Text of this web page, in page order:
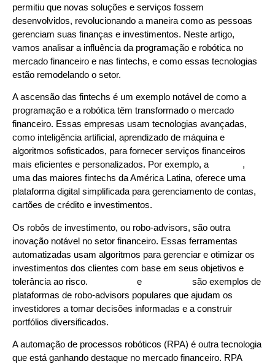
permitiu que novas soluções e serviços fossem
desenvolvidos, revolucionando a maneira como as pessoas
gerenciam suas finanças e investimentos. Neste artigo,
vamos analisar a influência da programação e robótica no
mercado financeiro e nas fintechs, e como essas tecnologias
estão remodelando o setor.
A ascensão das fintechs é um exemplo notável de como a
programação e a robótica têm transformado o mercado
financeiro. Essas empresas usam tecnologias avançadas,
como inteligência artificial, aprendizado de máquina e
algoritmos sofisticados, para fornecer serviços financeiros
mais eficientes e personalizados. Por exemplo, aNubank ,
uma das maiores fintechs da América Latina, oferece uma
plataforma digital simplificada para gerenciamento de contas,
cartões de crédito e investimentos.
Os robôs de investimento, ou robo-advisors, são outra
inovação notável no setor financeiro. Essas ferramentas
automatizadas usam algoritmos para gerenciar e otimizar os
investimentos dos clientes com base em seus objetivos e
tolerância ao risco.
e
são exemplos de
plataformas de robo-advisors populares que ajudam os
investidores a tomar decisões informadas e a construir
portfólios diversificados.
A automação de processos robóticos (RPA) é outra tecnologia
que está ganhando destaque no mercado financeiro. RPA